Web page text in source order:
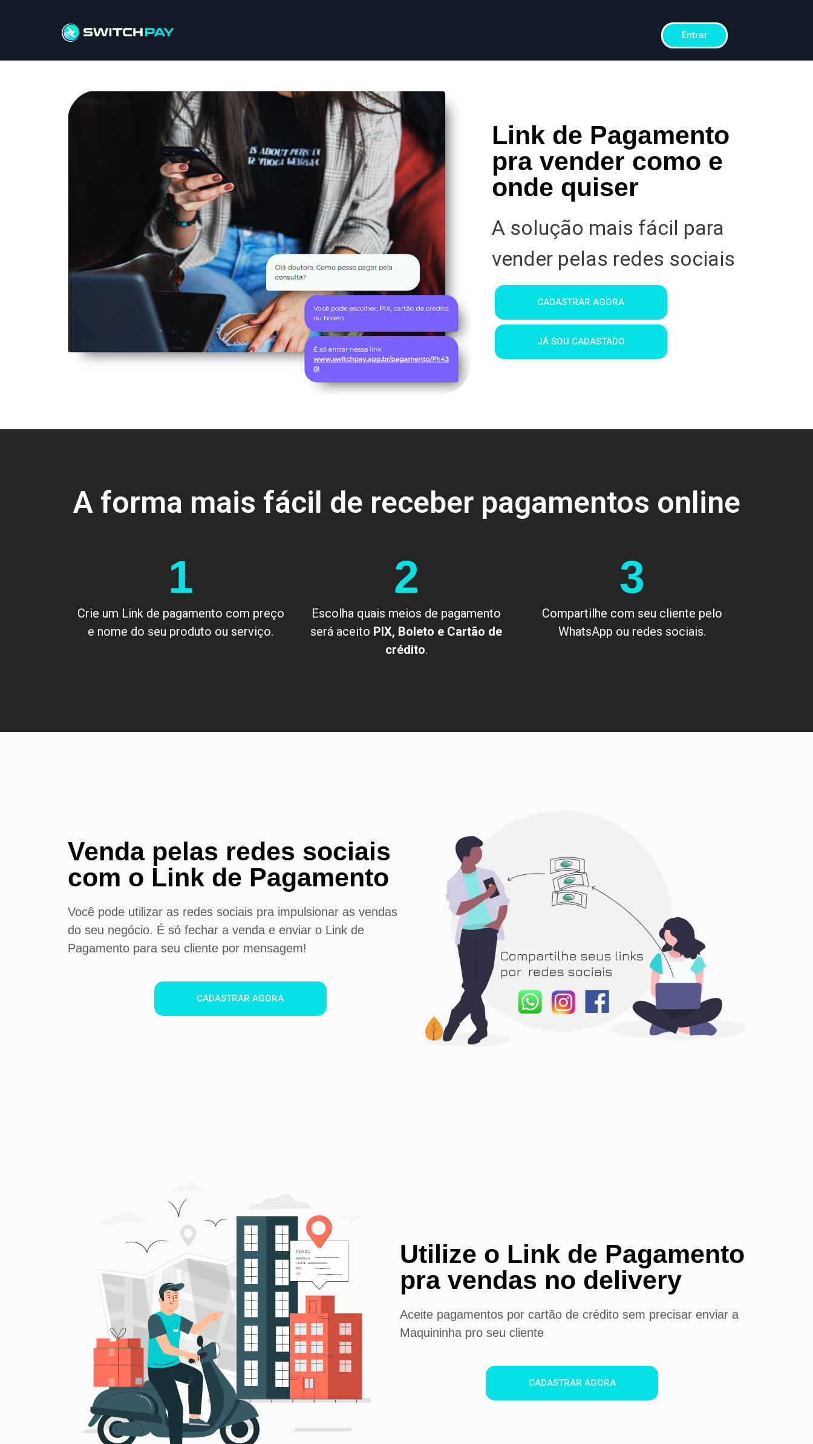
Entrar
Link de Pagamento
pra vender como e
onde quiser
A solução mais fácil para
vender pelas redes sociais
CADASTRAR AGORA
JÁ SOU CADASTADO
A forma mais fácil de receber pagamentos online
1
Crie um Link de pagamento com preço
e nome do seu produto ou serviço.
2
Escolha quais meios de pagamento
será aceito PIX, Boleto e Cartão de
crédito.
3
Compartilhe com seu cliente pelo
WhatsApp ou redes sociais.
Venda pelas redes sociais
com o Link de Pagamento
Você pode utilizar as redes sociais pra impulsionar as vendas
do seu negócio. É só fechar a venda e enviar o Link de
Pagamento para seu cliente por mensagem!
CADASTRAR AGORA
Utilize o Link de Pagamento
pra vendas no delivery
Aceite pagamentos por cartão de crédito sem precisar enviar a
Maquininha pro seu cliente
CADASTRAR AGORA